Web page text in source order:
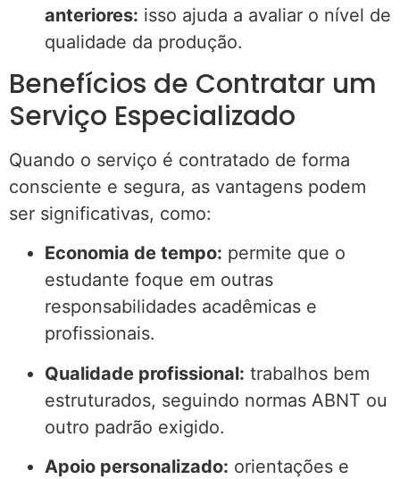
anteriores: isso ajuda a avaliar o nível de
qualidade da produção.
Benefícios de Contratar um
Serviço Especializado
Quando o serviço é contratado de forma
consciente e segura, as vantagens podem
ser significativas, como:
Economia de tempo: permite que o
estudante foque em outras
responsabilidades acadêmicas e
profissionais.
Qualidade profissional: trabalhos bem
estruturados, seguindo normas ABNT ou
outro padrão exigido.
Apoio personalizado: orientações e